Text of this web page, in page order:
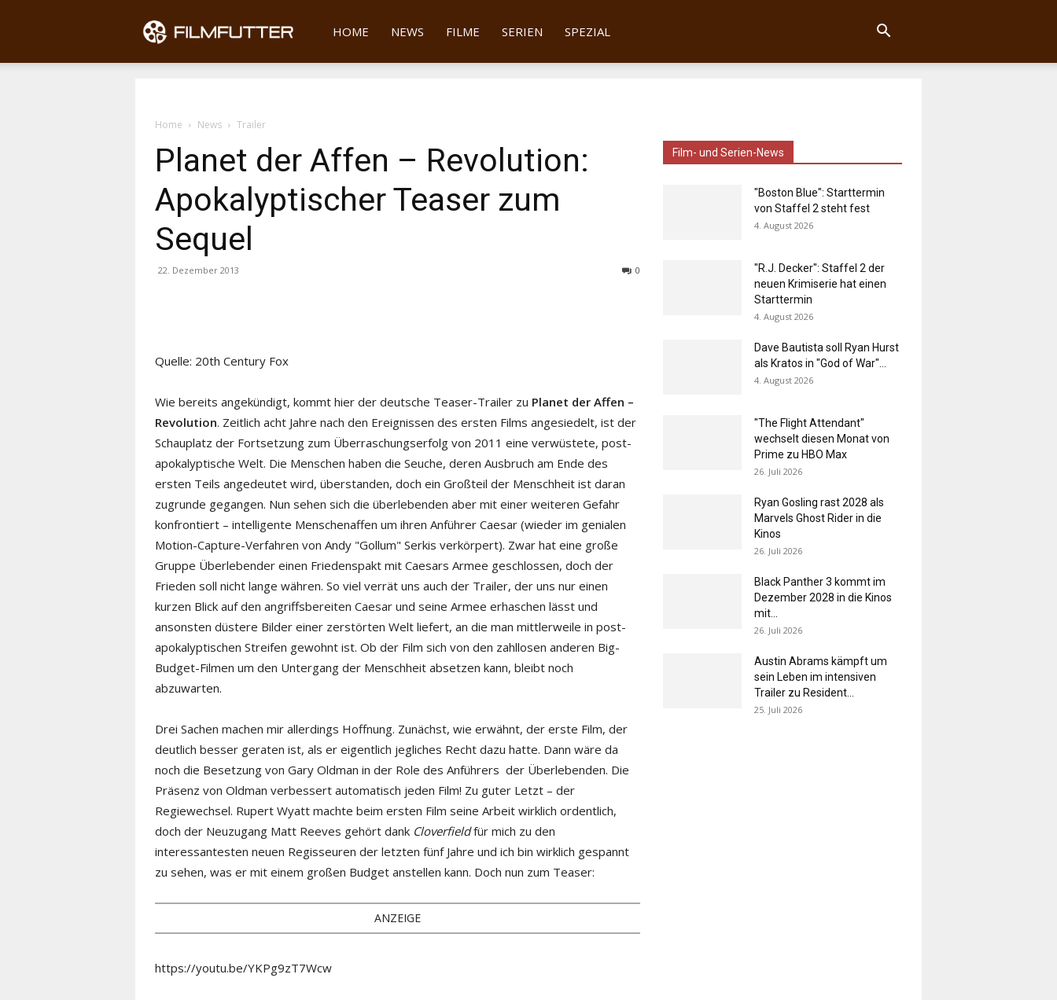
Filmfutter
HOME NEWS FILME SERIEN SPEZIAL
Home News Trailer
Planet der Affen – Revolution:
Apokalyptischer Teaser zum
Sequel
22. Dezember 2013 0
Quelle: 20th Century Fox
Wie bereits angekündigt, kommt hier der deutsche Teaser-Trailer zu Planet der Affen –
Revolution. Zeitlich acht Jahre nach den Ereignissen des ersten Films angesiedelt, ist der
Schauplatz der Fortsetzung zum Überraschungserfolg von 2011 eine verwüstete, post-
apokalyptische Welt. Die Menschen haben die Seuche, deren Ausbruch am Ende des
ersten Teils angedeutet wird, überstanden, doch ein Großteil der Menschheit ist daran
zugrunde gegangen. Nun sehen sich die überlebenden aber mit einer weiteren Gefahr
konfrontiert – intelligente Menschenaffen um ihren Anführer Caesar (wieder im genialen
Motion-Capture-Verfahren von Andy "Gollum" Serkis verkörpert). Zwar hat eine große
Gruppe Überlebender einen Friedenspakt mit Caesars Armee geschlossen, doch der
Frieden soll nicht lange währen. So viel verrät uns auch der Trailer, der uns nur einen
kurzen Blick auf den angriffsbereiten Caesar und seine Armee erhaschen lässt und
ansonsten düstere Bilder einer zerstörten Welt liefert, an die man mittlerweile in post-
apokalyptischen Streifen gewohnt ist. Ob der Film sich von den zahllosen anderen Big-
Budget-Filmen um den Untergang der Menschheit absetzen kann, bleibt noch
abzuwarten.
Drei Sachen machen mir allerdings Hoffnung. Zunächst, wie erwähnt, der erste Film, der
deutlich besser geraten ist, als er eigentlich jegliches Recht dazu hatte. Dann wäre da
noch die Besetzung von Gary Oldman in der Role des Anführers der Überlebenden. Die
Präsenz von Oldman verbessert automatisch jeden Film! Zu guter Letzt – der
Regiewechsel. Rupert Wyatt machte beim ersten Film seine Arbeit wirklich ordentlich,
doch der Neuzugang Matt Reeves gehört dank Cloverfieldfür mich zu den
interessantesten neuen Regisseuren der letzten fünf Jahre und ich bin wirklich gespannt
zu sehen, was er mit einem großen Budget anstellen kann. Doch nun zum Teaser:
ANZEIGE
https://youtu.be/YKPg9zT7Wcw
Film- und Serien-News
"Boston Blue": Starttermin
von Staffel 2 steht fest
4. August 2026
"R.J. Decker": Staffel 2 der
neuen Krimiserie hat einen
Starttermin
4. August 2026
Dave Bautista soll Ryan Hurst
als Kratos in "God of War"...
4. August 2026
"The Flight Attendant"
wechselt diesen Monat von
Prime zu HBO Max
26. Juli 2026
Ryan Gosling rast 2028 als
Marvels Ghost Rider in die
Kinos
26. Juli 2026
Black Panther 3 kommt im
Dezember 2028 in die Kinos
mit...
26. Juli 2026
Austin Abrams kämpft um
sein Leben im intensiven
Trailer zu Resident...
25. Juli 2026